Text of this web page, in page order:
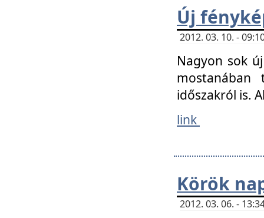
Új
2012. 03. 10. -
Nagyon sok
mostanában
időszakról is.
link
Körök
2012. 03. 06. -